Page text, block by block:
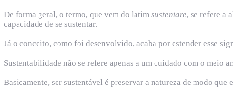
De forma geral, o termo, que vem do latim sustentare, se refere a
capacidade de se sustentar.
Já o conceito, como foi desenvolvido, acaba por estender esse
Sustentabilidade não se refere apenas a um cuidado com o meio
Basicamente, ser sustentável é preservar a natureza de modo